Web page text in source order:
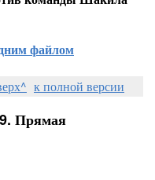
файлом
к полной версии
Прямая